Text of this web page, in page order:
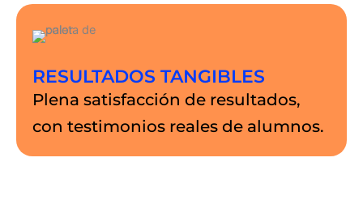
RESULTADOS TANGIBLES
Plena satisfacción de resultados,
con testimonios reales de alumnos.